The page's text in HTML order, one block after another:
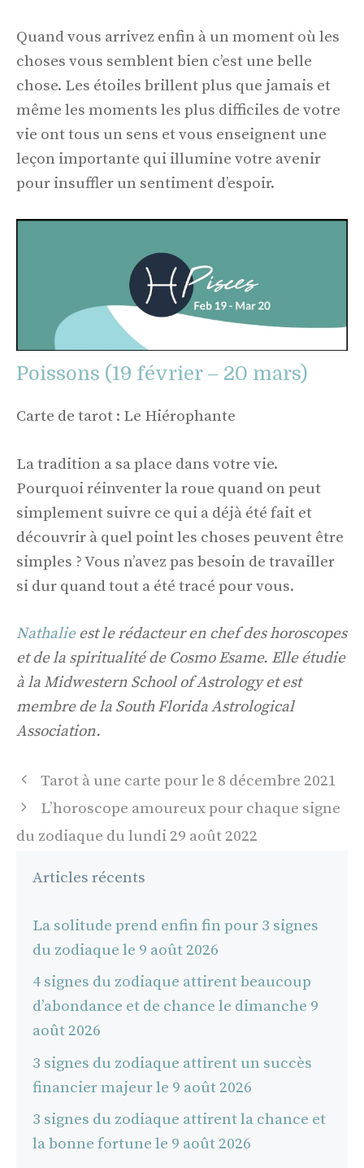
Quand vous arrivez enfin à un moment où les
choses vous semblent bien c’est une belle
chose. Les étoiles brillent plus que jamais et
même les moments les plus difficiles de votre
vie ont tous un sens et vous enseignent une
leçon importante qui illumine votre avenir
pour insuffler un sentiment d’espoir.
Poissons (19 février – 20 mars)
Carte de tarot : Le Hiérophante
La tradition a sa place dans votre vie.
Pourquoi réinventer la roue quand on peut
simplement suivre ce qui a déjà été fait et
découvrir à quel point les choses peuvent être
simples ? Vous n’avez pas besoin de travailler
si dur quand tout a été tracé pour vous.
Nathalieest le rédacteur en chef des horoscopes
et de la spiritualité de Cosmo Esame. Elle étudie
à la Midwestern School of Astrology et est
membre de la South Florida Astrological
Association.
Navigation
des
Tarot à une carte pour le 8 décembre 2021
L’horoscope amoureux pour chaque signe
du zodiaque du lundi 29 août 2022
Articles récents
La solitude prend enfin fin pour 3 signes
du zodiaque le 9 août 2026
4 signes du zodiaque attirent beaucoup
d’abondance et de chance le dimanche 9
août 2026
3 signes du zodiaque attirent un succès
financier majeur le 9 août 2026
3 signes du zodiaque attirent la chance et
la bonne fortune le 9 août 2026